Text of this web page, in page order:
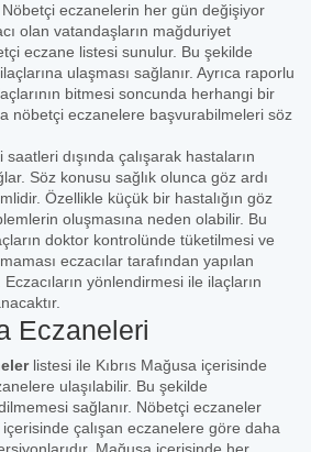
eczanelerin her gün değişiyor
olan vatandaşların mağduriyet
eczane listesi sunulur. Bu şekilde
ulaşması sağlanır. Ayrıca raporlu
bitmesi soncunda herhangi bir
nöbetçi eczanelere başvurabilmeleri söz
dışında çalışarak hastaların
Söz konusu sağlık olunca göz ardı
Özellikle küçük bir hastalığın göz
oluşmasına neden olabilir. Bu
doktor kontrolünde tüketilmesi ve
eczacılar tarafından yapılan
yönlendirmesi ile ilaçların
Eczaneleri
listesi ile Kıbrıs Mağusa içerisinde
ulaşılabilir. Bu şekilde
sağlanır. Nöbetçi eczaneler
çalışan eczanelere göre daha